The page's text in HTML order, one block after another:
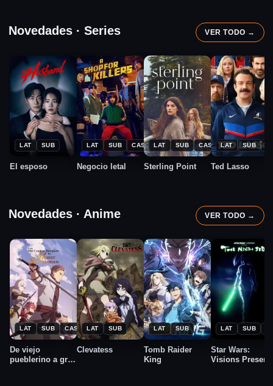
Novedades · Series VER TODO →
LAT SUB
6.9
2026
El esposo
LAT SUB CAST
★
8.4
2024
Negocio letal
LAT SUB CAST
★
4.0
2026
Sterling Point
LAT SUB
★
8.3
2020
Ted Lasso
Novedades · Anime VER TODO →
LAT SUB CAST
★
7.2
2025
De viejo
pueblerino a gran
LAT SUB
★
8.8
2025
Clevatess
LAT SUB
★
8.1
2026
Tomb Raider
King
LAT SUB
2026
Star Wars:
Visions